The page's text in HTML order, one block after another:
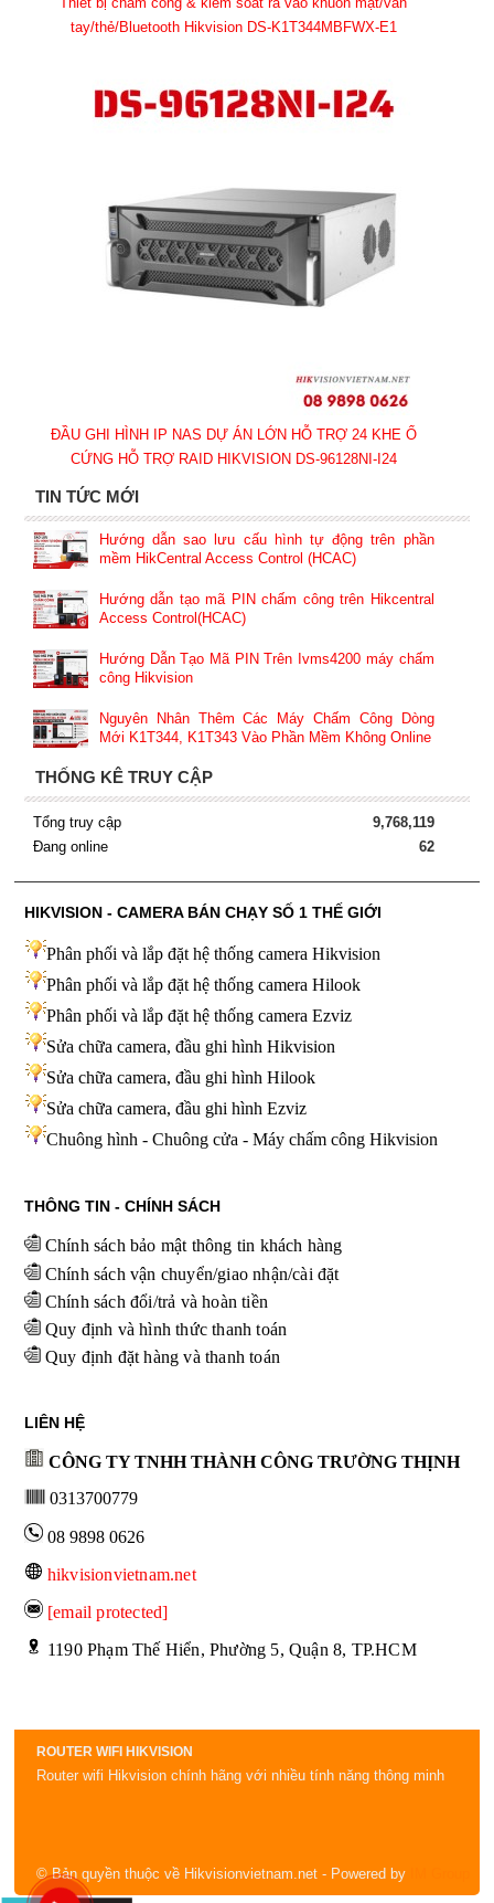
ROUTER WIFI HIKVISION
Router wifi Hikvision chính hãng với nhiều tính năng thông minh
tay/thẻ/Bluetooth Hikvision DS-K1T344MBFWX-E1
ĐẦU GHI HÌNH IP NAS DỰ ÁN LỚN HỖ TRỢ 24 KHE Ổ
CỨNG HỖ TRỢ RAID HIKVISION DS-96128NI-I24
TIN TỨC MỚI
Hướng dẫn sao lưu cấu hình tự động trên phần
mềm HikCentral Access Control (HCAC)
Hướng dẫn tạo mã PIN chấm công trên Hikcentral
Access Control(HCAC)
Hướng Dẫn Tạo Mã PIN Trên Ivms4200 máy chấm
công Hikvision
Nguyên Nhân Thêm Các Máy Chấm Công Dòng
Mới K1T344, K1T343 Vào Phần Mềm Không Online
THỐNG KÊ TRUY CẬP
Tổng truy cập
9,768,119
Đang online
62
HIKVISION - CAMERA BÁN CHẠY SỐ 1 THẾ GIỚI
Phân phối và lắp đặt hệ thống camera Hikvision
Phân phối và lắp đặt hệ thống camera Hilook
Phân phối và lắp đặt hệ thống camera Ezviz
Sửa chữa camera, đầu ghi hình Hikvision
Sửa chữa camera, đầu ghi hình Hilook
Sửa chữa camera, đầu ghi hình Ezviz
Chuông hình - Chuông cửa - Máy chấm công Hikvision
THÔNG TIN - CHÍNH SÁCH
Chính sách bảo mật thông tin khách hàng
Chính sách vận chuyển/giao nhận/cài đặt
Chính sách đổi/trả và hoàn tiền
Quy định và hình thức thanh toán
Quy định đặt hàng và thanh toán
LIÊN HỆ
CÔNG TY TNHH THÀNH CÔNG TRƯỜNG THỊNH
0313700779
08 9898 0626
hikvisionvietnam.net
[email protected]
1190 Phạm Thế Hiển, Phường 5, Quận 8, TP.HCM
© Bản quyền thuộc về Hikvisionvietnam.net - Powered by